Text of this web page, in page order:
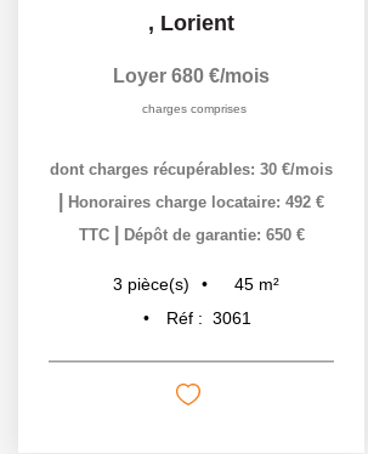
, Lorient
Loyer 680 €/mois
charges comprises
dont charges récupérables: 30 €/mois
Honoraires charge locataire: 492 €
TTC
Dépôt de garantie: 650 €
3 pièce(s) 45 m²
Réf : 3061